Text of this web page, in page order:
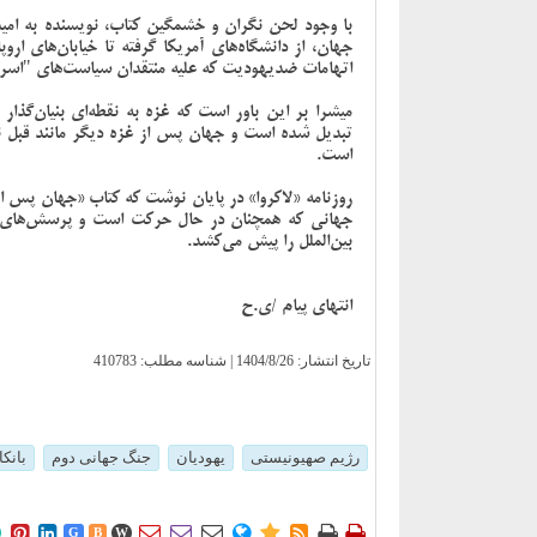
با وجود لحن نگران و خشمگین کتاب، نویسنده به
جهان، از دانشگاه‌های آمریکا گرفته تا
اتهامات ضدیهودیت که علیه منتقدان سیاست‌های
تبدیل شده است و جهان پس از غزه دیگر مانند قبل
است.
روزنامه «لاکروا» در پایان نوشت که کتاب «جهان
جهانی که همچنان در حال حرکت است و پرسش‌های
بین‌الملل را پیش می‌کشد.
انتهای پیام /ی.ح
تاریخ انتشار:1404/8/26 | شناسه مطلب: 410783
رژیم صهیونیستی یهودیان جنگ جهانی دوم
G B W